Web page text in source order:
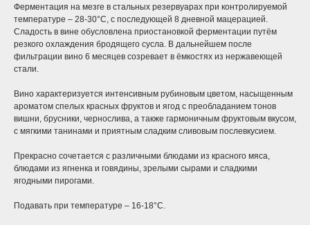
Ферментация на мезге в стальных резервуарах при контролируемой
температуре – 28-30°С, с последующей 8 дневной мацерацией.
Сладость в вине обусловлена приостановкой ферментации путём
резкого охлаждения бродящего сусла. В дальнейшем после
фильтрации вино 6 месяцев созревает в ёмкостях из нержавеющей
стали.
Вино характеризуется интенсивным рубиновым цветом, насыщенным
ароматом спелых красных фруктов и ягод с преобладанием тонов
вишни, брусники, чернослива, а также гармоничным фруктовым вкусом,
с мягкими танинами и приятным сладким сливовым послевкусием.
Прекрасно сочетается с различными блюдами из красного мяса,
блюдами из ягненка и говядины, зрелыми сырами и сладкими
ягодными пирогами.
Подавать при температуре – 16-18°С.